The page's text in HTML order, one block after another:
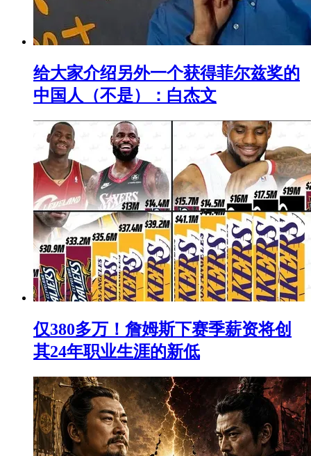
给大家介绍另外一个获得菲尔兹奖的
中国人（不是）：白杰文
仅380多万！詹姆斯下赛季薪资将创
其24年职业生涯的新低